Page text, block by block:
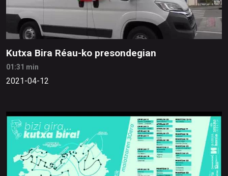
Kutxa Bira Réau-ko presondegian
01:31 min
2021-04-12